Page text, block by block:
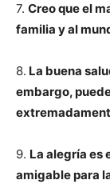
7. Creo que el
familia y al
8. La buena
embargo,
9. La alegría es
amigable para